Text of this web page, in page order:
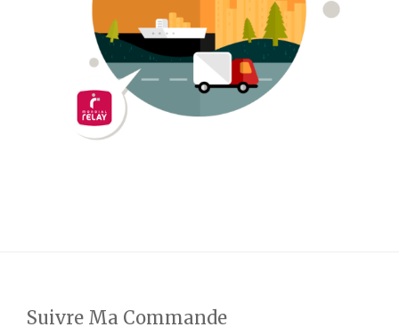
Suivre Ma Commande